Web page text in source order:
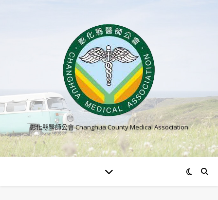
彰化縣醫師公會 Changhua County Medical Association